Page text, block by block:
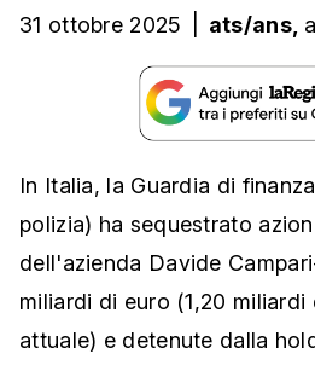
31 ottobre 2025 ats/ans,
In Italia, la Guardia di
polizia) ha sequestrato
dell'azienda Davide
miliardi di euro (1,20
attuale) e detenute dalla